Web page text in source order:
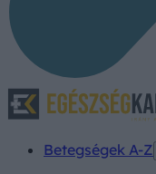
Betegségek A-Z